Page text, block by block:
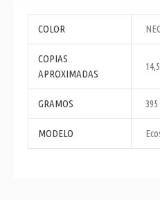
COLOR
COPIAS
APROXIMADAS
GRAMOS
MODELO